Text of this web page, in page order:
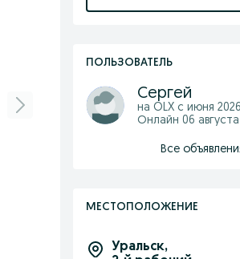
ПОЛЬЗОВАТЕЛЬ
Сергей
на OLX с июня 2026
Онлайн 06 августа
Все
МЕСТОПОЛОЖЕНИЕ
Уральск,